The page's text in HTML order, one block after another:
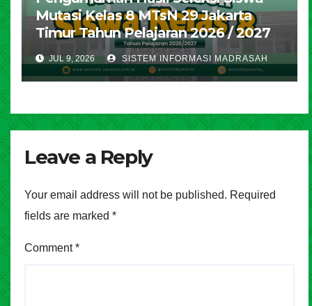
Mutasi Kelas 8 MTsN 29 Jakarta
Timur Tahun Pelajaran 2026 / 2027
JUL 9, 2026 SISTEM INFORMASI MADRASAH
Leave a Reply
Your email address will not be published. Required
fields are marked *
Comment*